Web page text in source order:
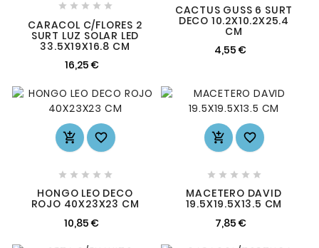
    
CARACOL C/FLORES 2
SURT LUZ SOLAR LED
33.5X19X16.8 CM
16,25 €
CACTUS GUSS 6 SURT
DECO 10.2X10.2X25.4
CM
4,55 €
 
    
HONGO LEO DECO
ROJO 40X23X23 CM
10,85 €
 
    
MACETERO DAVID
19.5X19.5X13.5 CM
7,85 €